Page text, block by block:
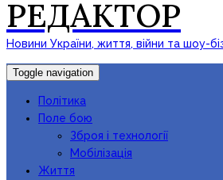
РЕДАКТОР
Новини України, життя, війни та шоу-
Toggle navigation
Політика
Поле бою
Зброя і технології
Мобілізація
Життя